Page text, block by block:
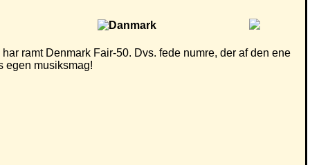
ramt Denmark Fair-50. Dvs. fede numre, der af den ene
egen musiksmag!